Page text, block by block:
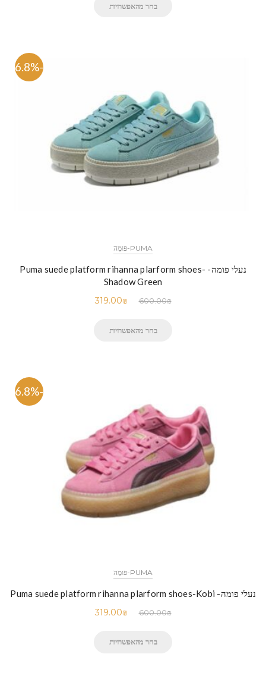
בחר מהאפשרויות
-46.8%
PUMA-פּוּמָה
נעלי פומה- Puma suede platform rihanna plarform shoes-
Shadow Green
600.00₪
319.00₪
בחר מהאפשרויות
-46.8%
PUMA-פּוּמָה
נעלי פומה- Puma suede platform rihanna plarform shoes-Kobi
600.00₪
319.00₪
בחר מהאפשרויות